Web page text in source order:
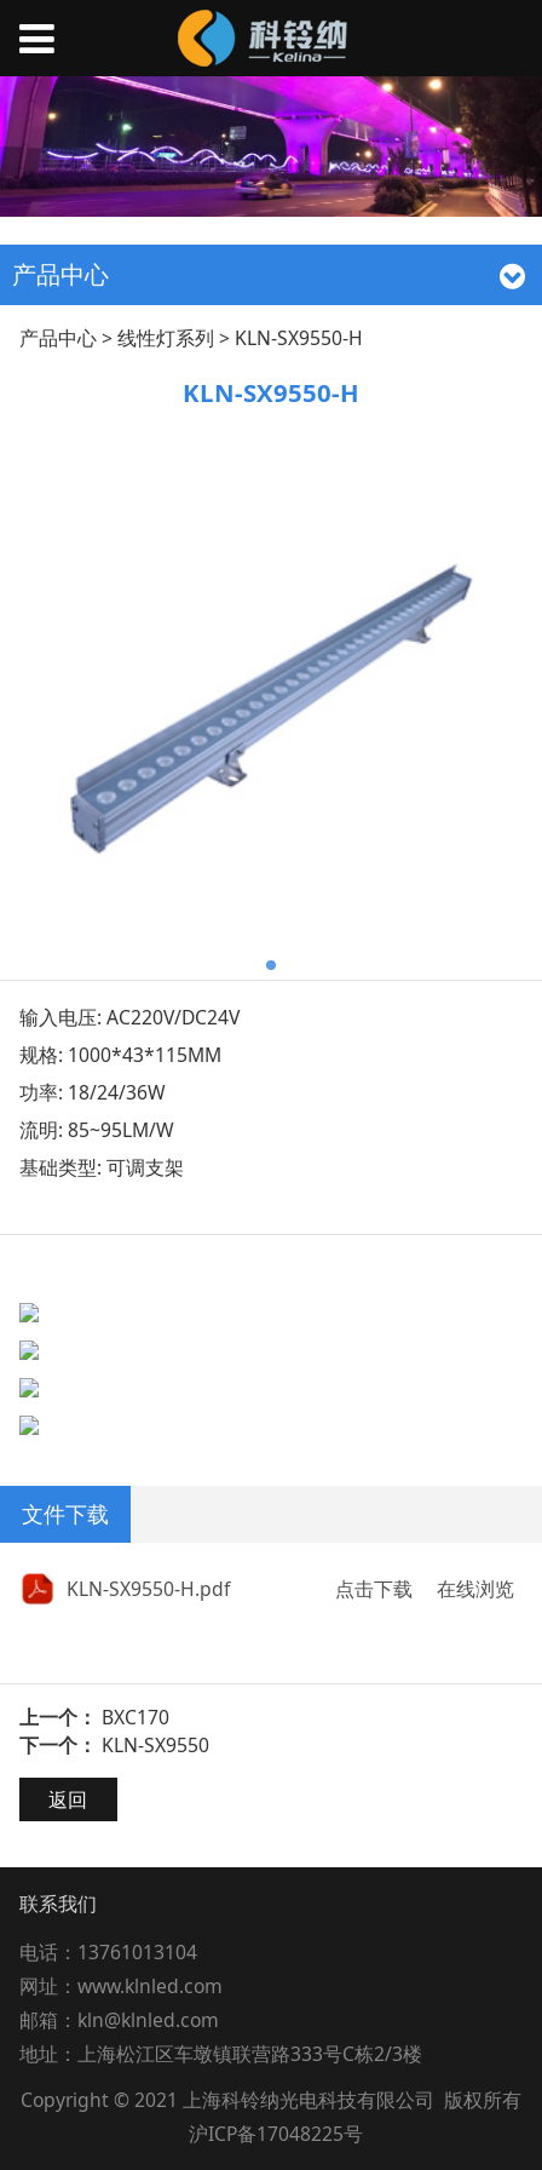
产品中心
KLN-SX9550-H
产品中心>线性灯系列 > KLN-SX9550-H
KLN-SX9550-H
输入电压: AC220V/DC24V
规格: 1000*43*115MM
功率: 18/24/36W
流明: 85~95LM/W
基础类型: 可调支架
文件下载
KLN-SX9550-H.pdf 点击下载 在线浏览
上一个： BXC170
下一个： KLN-SX9550
返回
联系我们
电话：13761013104
网址：www.klnled.com
邮箱：kln@klnled.com
地址：上海松江区车墩镇联营路333号C栋2/3楼
Copyright © 2021 上海科铃纳光电科技有限公司 版权所有
沪ICP备17048225号